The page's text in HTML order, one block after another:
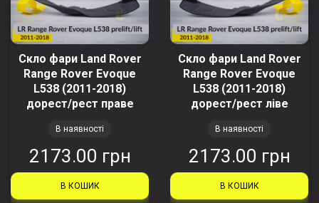
Скло фари Land Rover
Range Rover Evoque
L538 (2011-2018)
дорест/рест праве
В наявності
2173.00 грн
В КОШИК
Скло фари Land Rover
Range Rover Evoque
L538 (2011-2018)
дорест/рест ліве
В наявності
2173.00 грн
В КОШИК